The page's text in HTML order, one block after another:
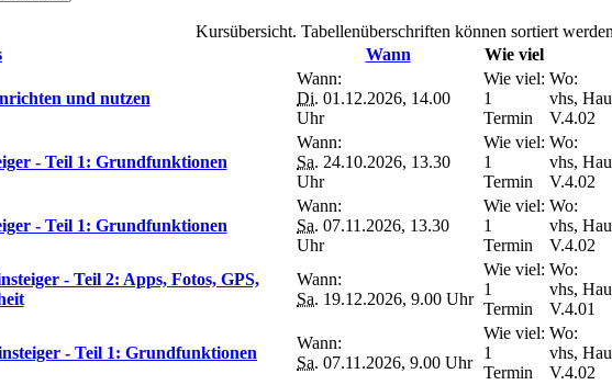
Kursübersicht. Tabellenüberschriften können sortiert
Wann Wie viel
und nutzen
Wann:
Di. 01.12.2026, 14.00
Uhr
Wie viel:
1
Termin
Wo:
vhs,
V.4.02
- Teil 1: Grundfunktionen
Wann:
Sa. 24.10.2026, 13.30
Uhr
Wie viel:
1
Termin
Wo:
vhs,
V.4.02
- Teil 1: Grundfunktionen
Wann:
Sa. 07.11.2026, 13.30
Uhr
Wie viel:
1
Termin
Wo:
vhs,
V.4.02
- Teil 2: Apps, Fotos, GPS,
Wann:
Sa. 19.12.2026, 9.00 Uhr
Wie viel:
1
Termin
Wo:
vhs,
V.4.01
- Teil 1: Grundfunktionen
Wann:
Sa. 07.11.2026, 9.00 Uhr
Wie viel:
1
Termin
Wo:
vhs,
V.4.02